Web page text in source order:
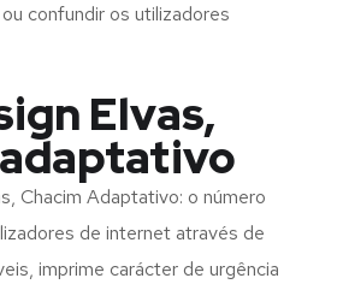
confundir os utilizadores
Elvas,
Chacim Adaptativo: o número
de internet através de
imprime carácter de urgência